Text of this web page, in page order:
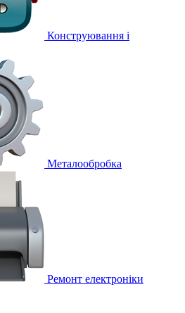
Конструювання і
Металообробка
Ремонт електроніки